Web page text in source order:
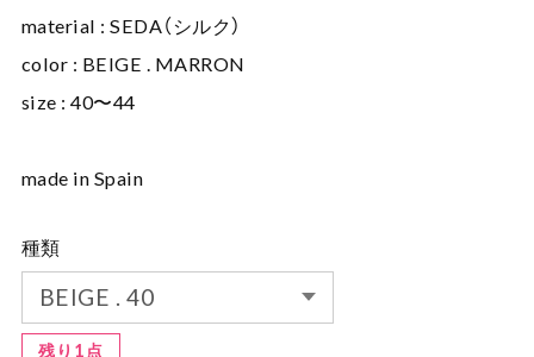
material : SEDA（シルク）
color : BEIGE . MARRON
size : 40〜44
made in Spain
種類
残り1点